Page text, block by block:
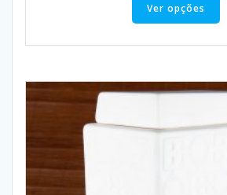
Ver opções